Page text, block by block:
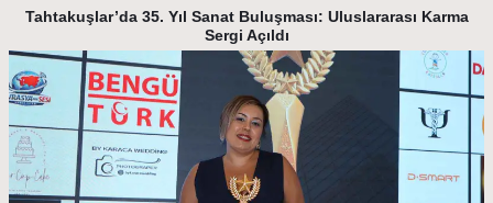
Tahtakuşlar’da 35. Yıl Sanat Buluşması: Uluslararası Karma
Sergi Açıldı